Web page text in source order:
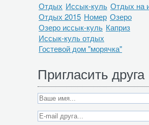
Отдых Иссык-куль Отдых на
Отдых 2015 Номер Озеро
Озеро иссык-куль Каприз
Иссык-куль отдых
Гостевой дом "морячка"
Пригласить друга